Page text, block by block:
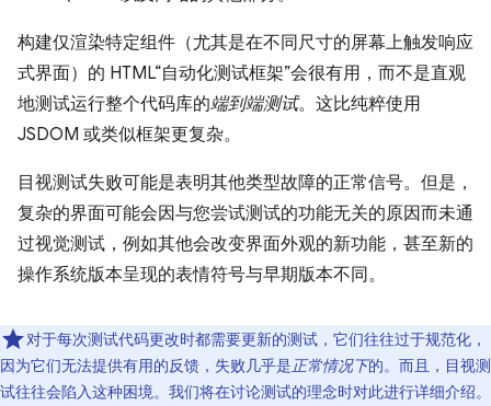
构建仅渲染特定组件（尤其是在不同尺寸的屏幕上触发响应
式界面）的 HTML“自动化测试框架”会很有用，而不是直观
地测试运行整个代码库的端到端测试。这比纯粹使用
JSDOM 或类似框架更复杂。
目视测试失败可能是表明其他类型故障的正常信号。但是，
复杂的界面可能会因与您尝试测试的功能无关的原因而未通
过视觉测试，例如其他会改变界面外观的新功能，甚至新的
操作系统版本呈现的表情符号与早期版本不同。
对于每次测试代码更改时都需要更新的测试，它们往往过于规范化，
因为它们无法提供有用的反馈，失败几乎是正常情况下的。而且，目视测
试往往会陷入这种困境。我们将在讨论测试的理念时对此进行详细介绍。